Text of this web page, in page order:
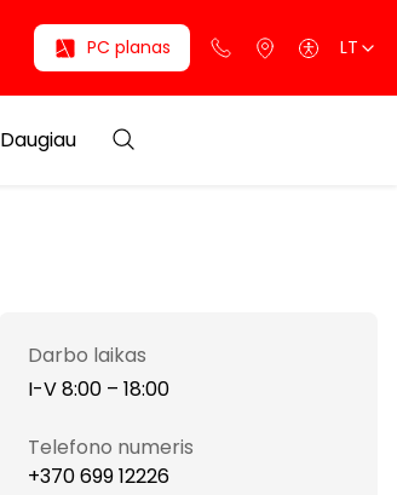
PC planas LT
Daugiau
Darbo laikas
I-V 8:00 – 18:00
Telefono numeris
+370 699 12226